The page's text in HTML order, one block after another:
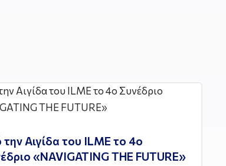
Αιγίδα του ILME το 4ο
«NAVIGATING THE FUTURE»